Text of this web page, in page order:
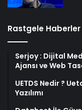
Rastgele Haberler
Serjoy : Dijital
Ajansı ve Web
UETDS Nedir ?
Yazılımı